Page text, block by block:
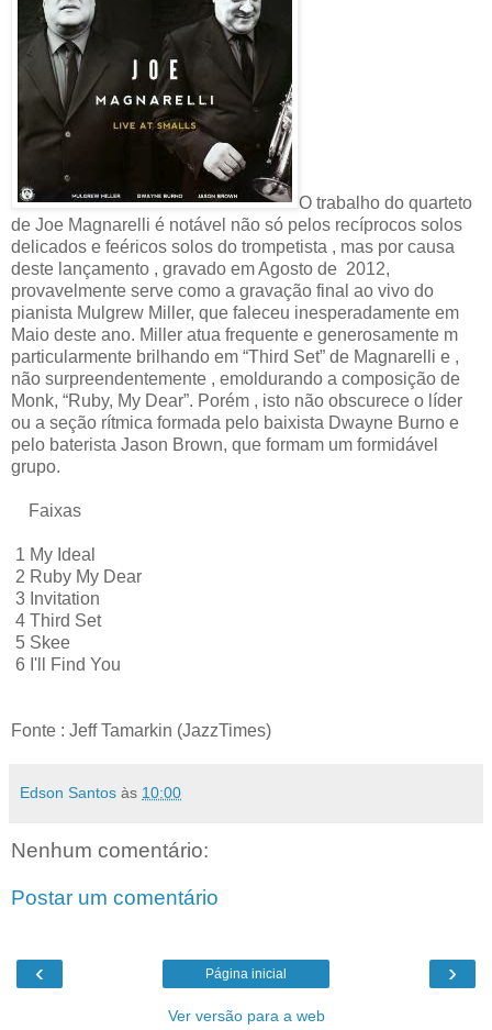
O trabalho do quarteto
de Joe Magnarelli é notável não só pelos recíprocos solos
delicados e feéricos solos do trompetista , mas por causa
deste lançamento , gravado em Agosto de 2012,
provavelmente serve como a gravação final ao vivo do
pianista Mulgrew Miller, que faleceu inesperadamente em
Maio deste ano. Miller atua frequente e generosamente m
particularmente brilhando em “Third Set” de Magnarelli e ,
não surpreendentemente , emoldurando a composição de
Monk, “Ruby, My Dear”. Porém , isto não obscurece o líder
ou a seção rítmica formada pelo baixista Dwayne Burno e
pelo baterista Jason Brown, que formam um formidável
grupo.
Faixas
1 My Ideal
2 Ruby My Dear
3 Invitation
4 Third Set
5 Skee
6 I'll Find You
Fonte : Jeff Tamarkin (JazzTimes)
Edson Santos às 10:00
Nenhum comentário:
Postar um comentário
‹ ›
Página inicial
Ver versão para a web